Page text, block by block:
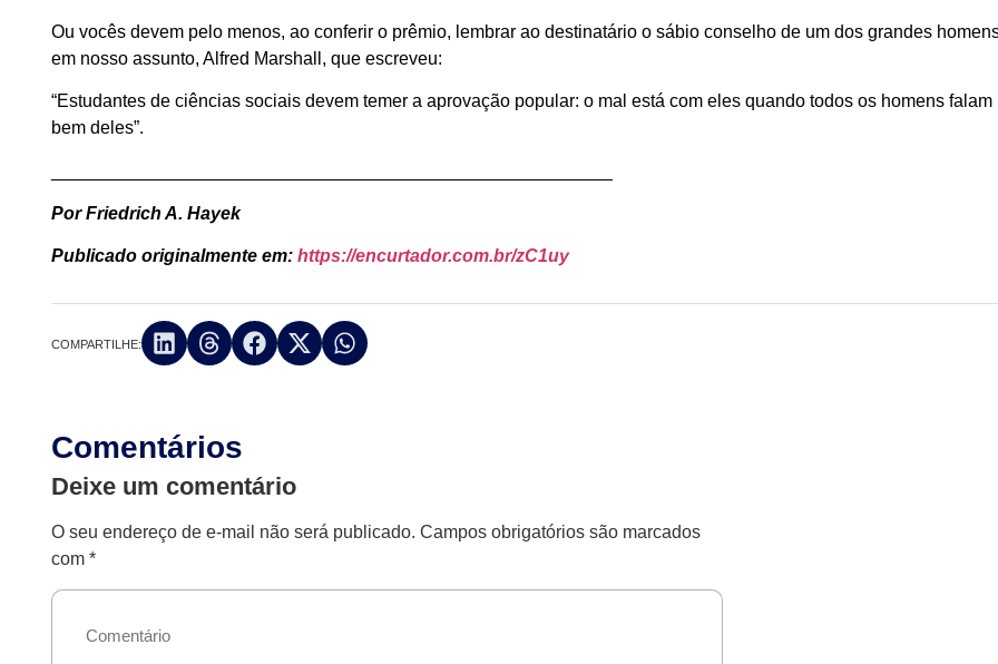
Ou vocês devem pelo menos, ao conferir o prêmio, lembrar ao destinatário o sábio conselho de um dos grandes
em nosso assunto, Alfred Marshall, que escreveu:
“Estudantes de ciências sociais devem temer a aprovação popular: o mal está com eles quando todos os homens falam
bem deles”.
Por Friedrich A. Hayek
Publicado originalmente em:https://encurtador.com.br/zC1uy
COMPARTILHE:
Comentários
Deixe um comentário
O seu endereço de e-mail não será publicado. Campos obrigatórios são marcados
com*